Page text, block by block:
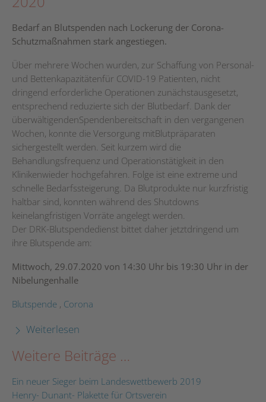
Bedarf an Blutspenden nach Lockerung der Corona-
Schutzmaßnahmen stark angestiegen.
Über mehrere Wochen wurden, zur Schaffung von Personal-
und Bettenkapazitätenfür COVID-19 Patienten, nicht
dringend erforderliche Operationen zunächstausgesetzt,
entsprechend reduzierte sich der Blutbedarf. Dank der
überwältigendenSpendenbereitschaft in den vergangenen
Wochen, konnte die Versorgung mitBlutpräparaten
sichergestellt werden. Seit kurzem wird die
Behandlungsfrequenz und Operationstätigkeit in den
Klinikenwieder hochgefahren. Folge ist eine extreme und
schnelle Bedarfssteigerung. Da Blutprodukte nur kurzfristig
haltbar sind, konnten während des Shutdowns
keinelangfristigen Vorräte angelegt werden.
Der DRK-Blutspendedienst bittet daher jetztdringend um
ihre Blutspende am:
Mittwoch, 29.07.2020 von 14:30 Uhr bis 19:30 Uhr in der
Nibelungenhalle
Blutspende , Corona
Weiterlesen
Weitere Beiträge …
Ein neuer Sieger beim Landeswettbewerb 2019
Henry- Dunant- Plakette für Ortsverein